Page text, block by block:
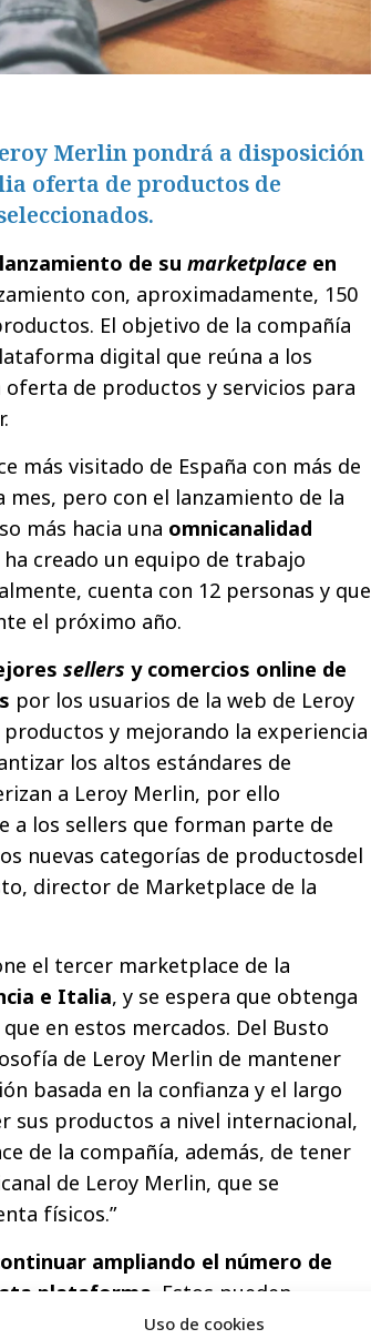
Uso de cookies
Merlin pondrá a disposición
oferta de productos de
de su marketplace en
con, aproximadamente, 150
El objetivo de la compañía
digital que reúna a los
de productos y servicios para
más visitado de España con más de
mes, pero con el lanzamiento de la
más hacia una omnicanalidad
creado un equipo de trabajo
cuenta con 12 personas y que
el próximo año.
sellers y comercios online de
por los usuarios de la web de Leroy
y mejorando la experiencia
los altos estándares de
a Leroy Merlin, por ello
a los sellers que forman parte de
nuevas categorías de productosdel
director de Marketplace de la
el tercer marketplace de la
e Italia, y se espera que obtenga
en estos mercados. Del Busto
de Leroy Merlin de mantener
basada en la confianza y el largo
sus productos a nivel internacional,
de la compañía, además, de tener
de Leroy Merlin, que se
físicos.”
ampliando el número de
plataforma . Estos pueden
Merlin a través del formulario